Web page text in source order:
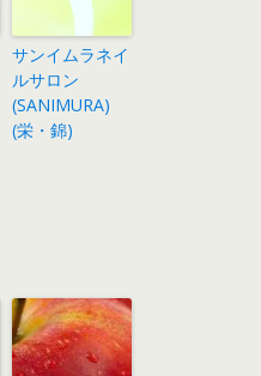
サンイムラネイ
ルサロン
(SANIMURA)
(栄・錦)